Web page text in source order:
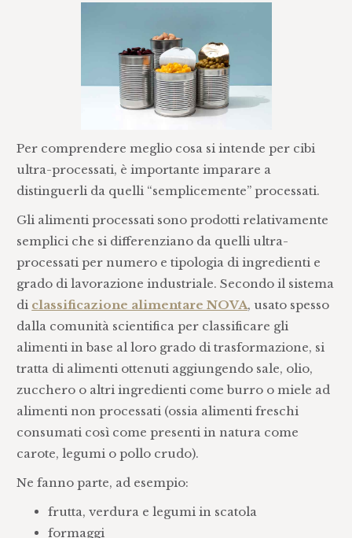
Per comprendere meglio cosa si intende per cibi
ultra-processati, è importante imparare a
distinguerli da quelli “semplicemente” processati.
Gli alimenti processati sono prodotti relativamente
semplici che si differenziano da quelli ultra-
processati per numero e tipologia di ingredienti e
grado di lavorazione industriale. Secondo il sistema
di classificazione alimentare NOVA, usato spesso
dalla comunità scientifica per classificare gli
alimenti in base al loro grado di trasformazione, si
tratta di alimenti ottenuti aggiungendo sale, olio,
zucchero o altri ingredienti come burro o miele ad
alimenti non processati (ossia alimenti freschi
consumati così come presenti in natura come
carote, legumi o pollo crudo).
Ne fanno parte, ad esempio:
frutta, verdura e legumi in scatola
formaggi